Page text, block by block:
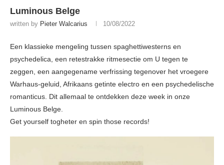
Luminous Belge
written by Pieter Walcarius 10/08/2022
Een klassieke mengeling tussen spaghettiwesterns en
psychedelica, een retestrakke ritmesectie om U tegen te
zeggen, een aangegename verfrissing tegenover het vroegere
Warhaus-geluid, Afrikaans getinte electro en een psychedelische
romanticus. Dit allemaal te ontdekken deze week in onze
Luminous Belge.
Get yourself togheter en spin those records!